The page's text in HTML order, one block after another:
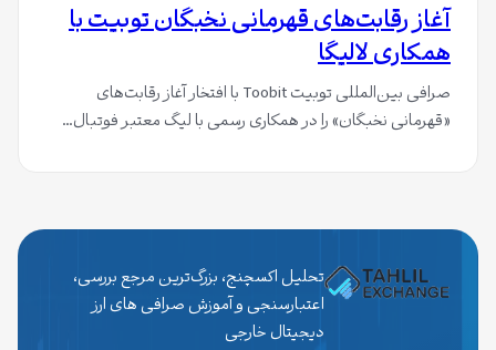
آغاز رقابت‌های قهرمانی نخبگان توبیت با
همکاری لالیگا
صرافی بین‌المللی توبیت Toobit با افتخار آغاز رقابت‌های
«قهرمانی نخبگان» را در همکاری رسمی با لیگ معتبر فوتبال…
تحلیل اکسچنج، بزرگ‌ترین مرجع بررسی،
اعتبارسنجی و آموزش صرافی های ارز
دیجیتال خارجی